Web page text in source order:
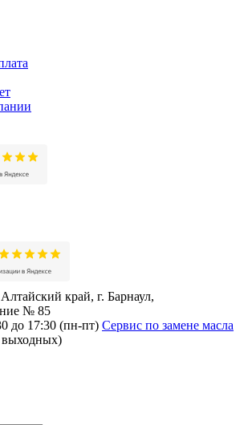
край, г. Барнаул,
№ 85
до 17:30 (пн-пт) Сервис по замене масла
выходных)